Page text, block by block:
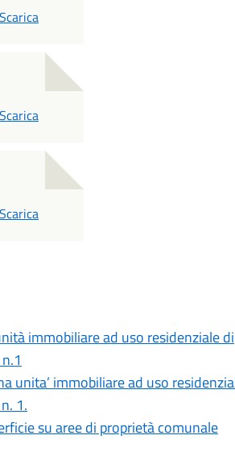
PDF
Scarica
PDF
Scarica
PDF
Scarica
immobiliare ad uso residenziale di
unita’ immobiliare ad uso
1.
su aree di proprietà comunale